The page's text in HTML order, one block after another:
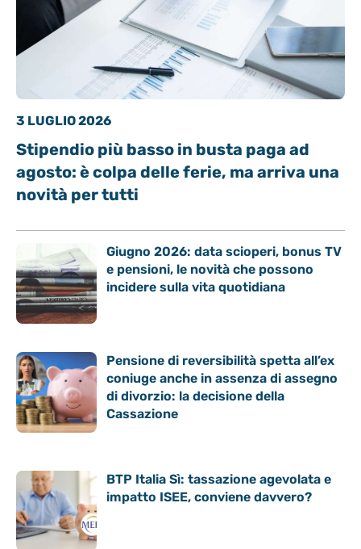
3 LUGLIO 2026
Stipendio più basso in busta paga ad
agosto: è colpa delle ferie, ma arriva una
novità per tutti
Giugno 2026: data scioperi, bonus TV
e pensioni, le novità che possono
incidere sulla vita quotidiana
Pensione di reversibilità spetta all’ex
coniuge anche in assenza di assegno
di divorzio: la decisione della
Cassazione
BTP Italia Sì: tassazione agevolata e
impatto ISEE, conviene davvero?